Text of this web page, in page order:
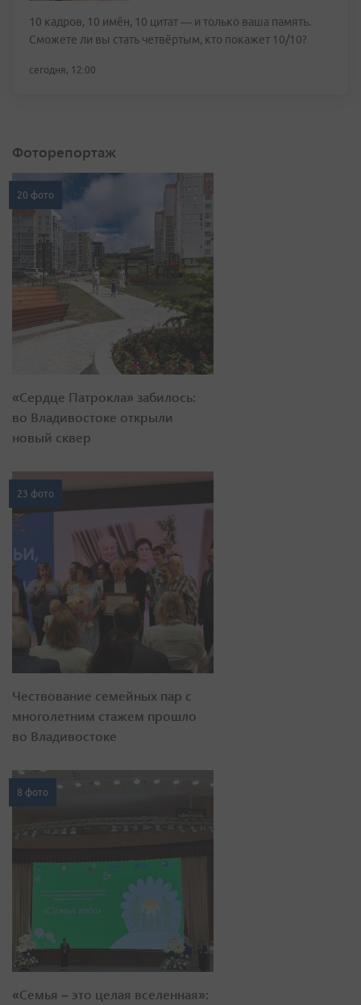
10 кадров, 10 имён, 10 цитат — и только ваша память.
Сможете ли вы стать четвёртым, кто покажет 10/10?
сегодня, 12:00
Фоторепортаж
20 фото
«Сердце Патрокла» забилось:
во Владивостоке открыли
новый сквер
23 фото
Чествование семейных пар с
многолетним стажем прошло
во Владивостоке
8 фото
«Семья – это целая вселенная»: